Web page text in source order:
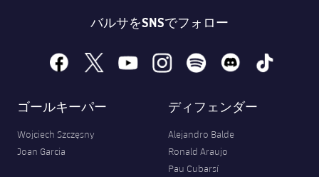
バルサをSNSでフォロー
facebook
x youtubeinstagramspotify discord tiktok
ゴールキーパー
Wojciech Szczęsny
Joan Garcia
ディフェンダー
Alejandro Balde
Ronald Araujo
Pau Cubarsí